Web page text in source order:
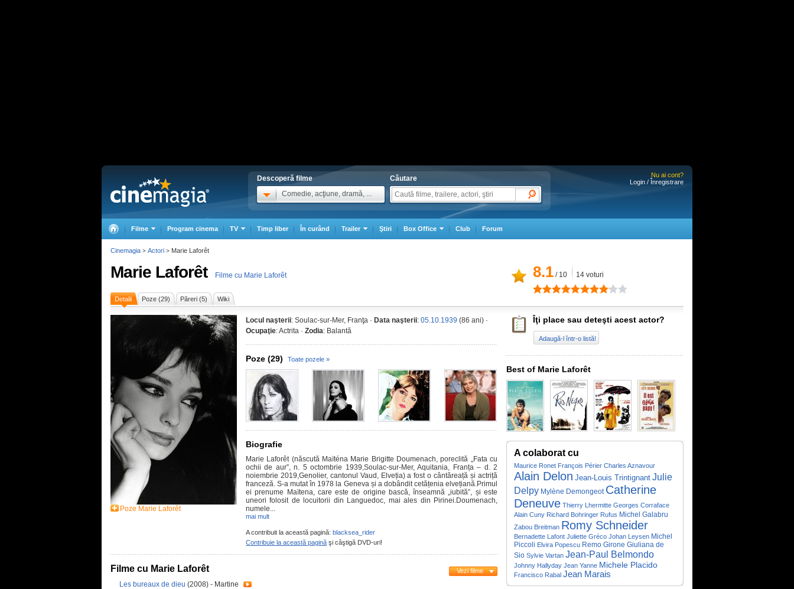
Descoperă filme
Comedie, acţiune, dramă, ...
Căutare
Nu ai cont?
Login / Înregistrare
Filme Program cinema TV Timp liber În curând Trailer Ştiri Box Office Club Forum
Marie Laforêt Filme cu Marie Laforêt 8.1 / 10 14 voturi
Detalii Poze (29) Păreri (5) Wiki
Poze Marie Laforêt
Locul naşterii: Soulac-sur-Mer, Franţa · Data naşterii: 05.10.1939 (86 ani) ·
Ocupaţie: Actrita · Zodia: Balantă
Poze (29) Toate pozele »
Biografie
Marie Laforêt (născută Maïténa Marie Brigitte Doumenach, poreclită „Fata cu
ochii de aur”, n. 5 octombrie 1939,Soulac-sur-Mer, Aquitania, Franța – d. 2
noiembrie 2019,Genolier, cantonul Vaud, Elveția) a fost o cântăreață și actriță
franceză. S-a mutat în 1978 la Geneva și a dobândit cetățenia elvețiană.Primul
ei prenume Maïtena, care este de origine bască, înseamnă „iubită”, și este
uneori folosit de locuitorii din Languedoc, mai ales din Pirinei.Doumenach,
numele...
mai mult
A contribuit la această pagină: blacksea_rider
Contribuie la această pagină şi câştigă DVD-uri!
Filme cu Marie Laforêt Vezi filme
Les bureaux de dieu (2008) - Martine
Îţi place sau deteşti acest actor?
Adaugă-l într-o listă!
Best of Marie Laforêt
A colaborat cu
Maurice Ronet François Périer Charles Aznavour
Alain Delon Jean-Louis Trintignant Julie
Delpy Mylène Demongeot Catherine
Deneuve Thierry Lhermitte Georges Corraface
Alain Cuny Richard Bohringer Rufus Michel Galabru
Zabou Breitman Romy Schneider
Bernadette Lafont Juliette Gréco Johan Leysen Michel
Piccoli Elvira Popescu Remo Girone Giuliana de
Sio Sylvie Vartan Jean-Paul Belmondo
Johnny Hallyday Jean Yanne Michele Placido
Francisco Rabal Jean Marais
Cinemagia > Actori > Marie Laforêt